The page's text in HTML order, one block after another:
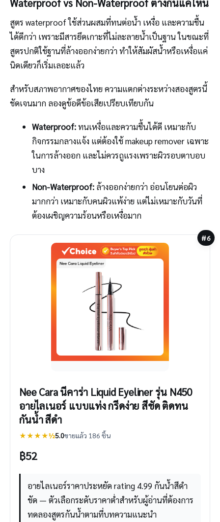
Waterproof vs Non-Waterproof ต่างกันแค่ไหน
สูตร waterproof ใช้ส่วนผสมที่ทนต่อน้ำ เหงื่อ และความชื้น
ได้ดีกว่า เพราะมีสารยึดเกาะที่ไม่ละลายน้ำเป็นฐาน ในขณะที่
สูตรปกติใช้ฐานที่ล้างออกง่ายกว่า ทำให้สัมผัสน้ำหรือเหงื่อแค่
นิดเดียวก็เริ่มเลอะแล้ว
สำหรับสภาพอากาศของไทย ความแตกต่างระหว่างสองสูตรนี้
ชัดเจนมาก ลองดูข้อดีข้อเสียเปรียบเทียบกัน
Waterproof:ทนเหงื่อและความชื้นได้ดี เหมาะกับ
กิจกรรมกลางแจ้ง แต่ต้องใช้ makeup remover เฉพาะ
ในการล้างออก และไม่ควรถูแรงเพราะผิวรอบตาบอบ
บาง
Non-Waterproof:ล้างออกง่ายกว่า อ่อนโยนต่อผิว
มากกว่า เหมาะกับคนผิวแพ้ง่าย แต่ไม่เหมาะกับวันที่
ต้องเผชิญความร้อนหรือเหงื่อมาก
#6
Nee Cara นีคาร่า Liquid Eyeliner รุ่น N450
อายไลเนอร์ แบบแท่ง กรีดง่าย สีชัด ติดทน
กันน้ำ สีดำ
★★★★½5.0ขายแล้ว 186 ชิ้น
฿52
อายไลเนอร์ราคาประหยัด rating 4.99 กันน้ำสีดำ
ชัด — ตัวเลือกระดับราคาต่ำสำหรับผู้อ่านที่ต้องการ
ทดลองสูตรกันน้ำตามที่บทความแนะนำ